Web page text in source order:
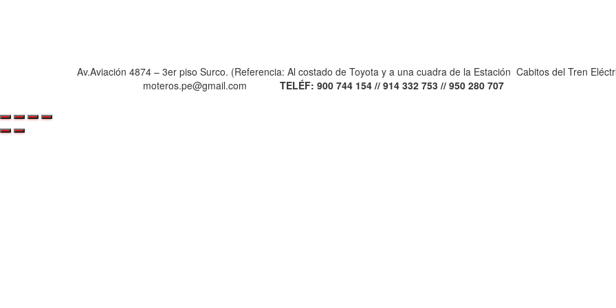
Av.Aviación 4874 – 3er piso Surco. (Referencia: Al costado de Toyota y a una cuadra de
moteros.pe@gmail.com TELÉF: 900 744 154 // 914 332 753 // 950 280 707